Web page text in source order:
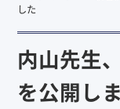
した
内山先生
を公開し